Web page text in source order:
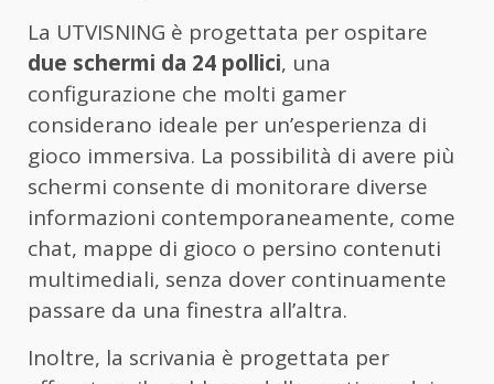
La UTVISNING è progettata per ospitare
due schermi da 24 pollici, una
configurazione che molti gamer
considerano ideale per un’esperienza di
gioco immersiva. La possibilità di avere più
schermi consente di monitorare diverse
informazioni contemporaneamente, come
chat, mappe di gioco o persino contenuti
multimediali, senza dover continuamente
passare da una finestra all’altra.
Inoltre, la scrivania è progettata per